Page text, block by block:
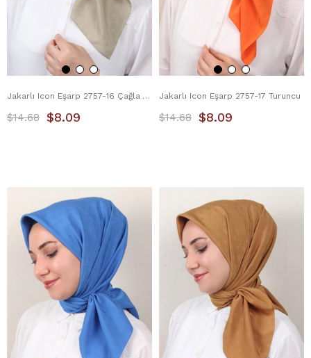
Jakarlı Icon Eşarp 2757-16 Çağla Yeşili
$8.09
$14.68
Jakarlı Icon Eşarp 2757-17 Turuncu
$8.09
$14.68